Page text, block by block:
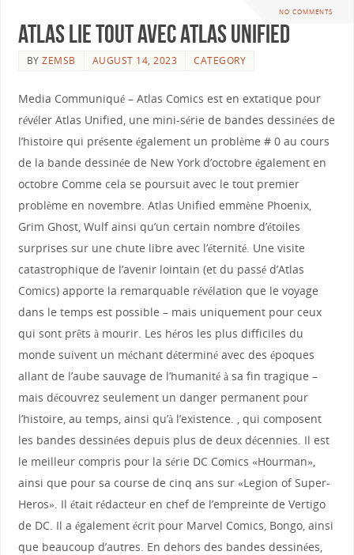
NO COMMENTS
Atlas lie tout avec Atlas Unified
BYZEMSB AUGUST 14, 2023 CATEGORY
Media Communiqué – Atlas Comics est en extatique pour
révéler Atlas Unified, une mini-série de bandes dessinées de
l’histoire qui présente également un problème # 0 au cours
de la bande dessinée de New York d’octobre également en
octobre Comme cela se poursuit avec le tout premier
problème en novembre. Atlas Unified emmène Phoenix,
Grim Ghost, Wulf ainsi qu’un certain nombre d’étoiles
surprises sur une chute libre avec l’éternité. Une visite
catastrophique de l’avenir lointain (et du passé d’Atlas
Comics) apporte la remarquable révélation que le voyage
dans le temps est possible – mais uniquement pour ceux
qui sont prêts à mourir. Les héros les plus difficiles du
monde suivent un méchant déterminé avec des époques
allant de l’aube sauvage de l’humanité à sa fin tragique –
mais découvrez seulement un danger permanent pour
l’histoire, au temps, ainsi qu’à l’existence. , qui composent
les bandes dessinées depuis plus de deux décennies. Il est
le meilleur compris pour la série DC Comics «Hourman»,
ainsi que pour sa course de cinq ans sur «Legion of Super-
Heros». Il était rédacteur en chef de l’empreinte de Vertigo
de DC. Il a également écrit pour Marvel Comics, Bongo, ainsi
que beaucoup d’autres. En dehors des bandes dessinées,